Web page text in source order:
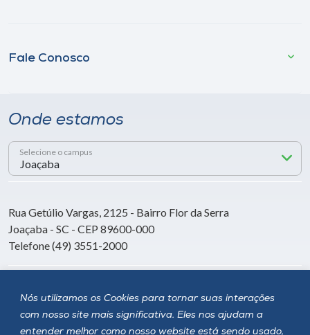
Nós utilizamos os Cookies para tornar suas interações
com nosso site mais significativa. Eles nos ajudam a
entender melhor como nosso website está sendo usado,
Fale Conosco
Onde estamos
Selecione o campus
Rua Getúlio Vargas, 2125 - Bairro Flor da Serra
Joaçaba - SC - CEP 89600-000
Telefone (49) 3551-2000
Siga a Unoesc